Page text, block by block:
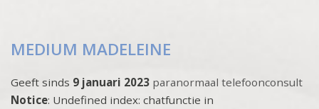
MEDIUM MADELEINE
Geeft sinds 9 januari 2023 paranormaal telefoonconsult
Notice: Undefined index: chatfunctie in